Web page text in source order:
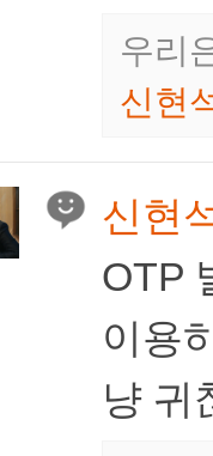
우리
신현
신현
OTP
이용
냥 귀